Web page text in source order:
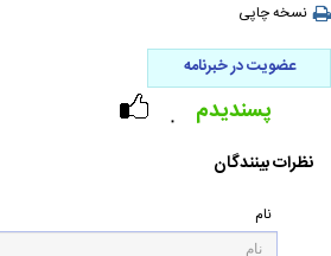
نسخه چاپی
عضویت در خبرنامه
۰ پسندیدم
نظرات بینندگان
نام